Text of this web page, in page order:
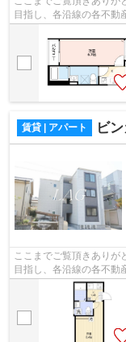
目指し、各沿線の各不動
賃貸 | アパート ビ
ここまでご覧頂きありが
目指し、各沿線の各不動
様へ提供しております！